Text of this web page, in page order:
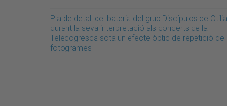
Pla de detall del bateria del grup Discípulos de Otilia
durant la seva interpretació als concerts de la
Telecogresca sota un efecte òptic de repetició de
fotogrames